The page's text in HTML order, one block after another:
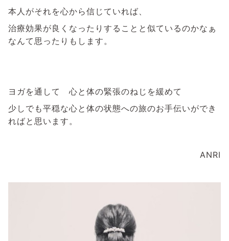
本人がそれを心から信じていれば、
治療効果が良くなったりすることと似ているのかなぁ
なんて思ったりもします。
ヨガを通して 心と体の緊張のねじを緩めて
少しでも平穏な心と体の状態への旅のお手伝いができ
ればと思います。
ANRI